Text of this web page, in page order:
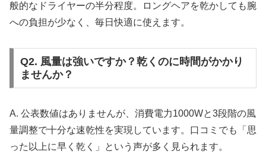
般的なドライヤーの半分程度。ロングヘアを乾かしても腕
への負担が少なく、毎日快適に使えます。
Q2. 風量は強いですか？乾くのに時間がかかり
ませんか？
A. 公表数値はありませんが、消費電力1000Wと3段階の風
量調整で十分な速乾性を実現しています。口コミでも「思
った以上に早く乾く」という声が多く見られます。